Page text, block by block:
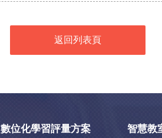
返回列表頁
數位化學習評量方案 智慧教